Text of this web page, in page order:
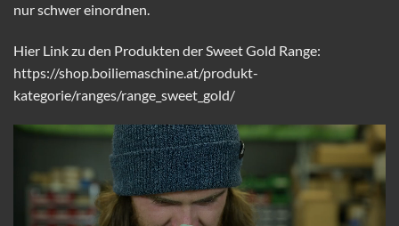
nur schwer einordnen.
Hier Link zu den Produkten der Sweet Gold Range:
https://shop.boiliemaschine.at/produkt-
kategorie/ranges/range_sweet_gold/